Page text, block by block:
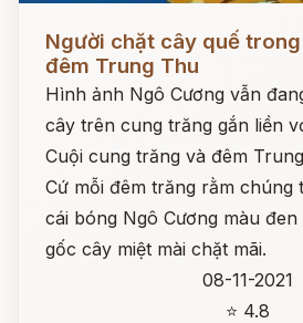
Người chặt cây quế
đêm Trung Thu
Hình ảnh Ngô Cương vẫn
cây trên cung trăng gắn liền
Cuội cung trăng và đêm
Cứ mỗi đêm trăng rằm chúng
cái bóng Ngô Cương màu
gốc cây miệt mài chặt mãi.
08-11-2021
⭐ 4.8